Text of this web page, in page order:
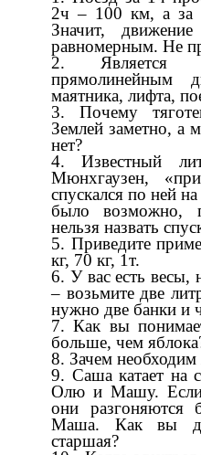
2ч – 100 км, а
Значит,
равномерным. Не
прямолинейным
маятника, лифта,
Почему
Землей заметно, а
нет?
Известный
Мюнхгаузен,
спускался по ней
было возможно,
нельзя назвать
Приведите
кг, 70 кг, 1т.
У вас есть весы,
– возьмите две
нужно две банки и
Как вы
больше, чем
Зачем
Саша катает на
Олю и Машу. Если
они разгоняются
Маша. Как вы
старшая?